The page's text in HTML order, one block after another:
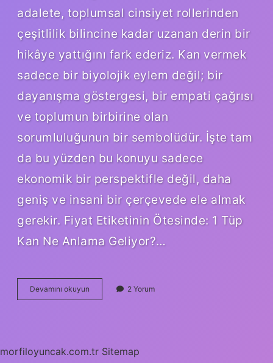
adalete, toplumsal cinsiyet rollerinden
çeşitlilik bilincine kadar uzanan derin bir
hikâye yattığını fark ederiz. Kan vermek
sadece bir biyolojik eylem değil; bir
dayanışma göstergesi, bir empati çağrısı
ve toplumun birbirine olan
sorumluluğunun bir sembolüdür. İşte tam
da bu yüzden bu konuyu sadece
ekonomik bir perspektifle değil, daha
geniş ve insani bir çerçevede ele almak
gerekir. Fiyat Etiketinin Ötesinde: 1 Tüp
Kan Ne Anlama Geliyor?…
Devamını okuyun
tüp
2 Yorum
morfiloyuncak.com.tr Sitemap